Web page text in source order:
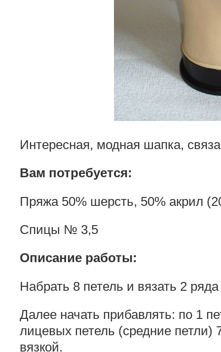
Интересная, модная шапка,
Вам потребуется:
Пряжа 50% шерсть, 50% акрил
Спицы № 3,5
Описание работы:
Набрать 8 петель и вязать 2
Далее начать прибавлять: по 1
лицевых петель (средние петли)
вязкой.